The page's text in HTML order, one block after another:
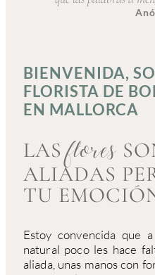
BIENVENIDA,
FLORISTA DE
EN MALLORCA
LAS flores
ALIADAS
TU
Estoy convencida que
natural poco les hace
aliada, unas manos con